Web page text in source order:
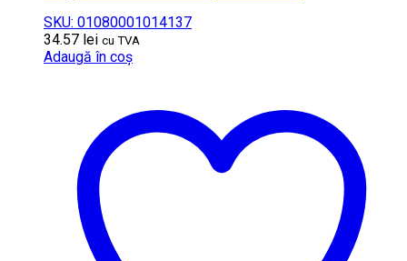
SKU: 01080001014137
34.57 lei cu TVA
Adaugă în coș